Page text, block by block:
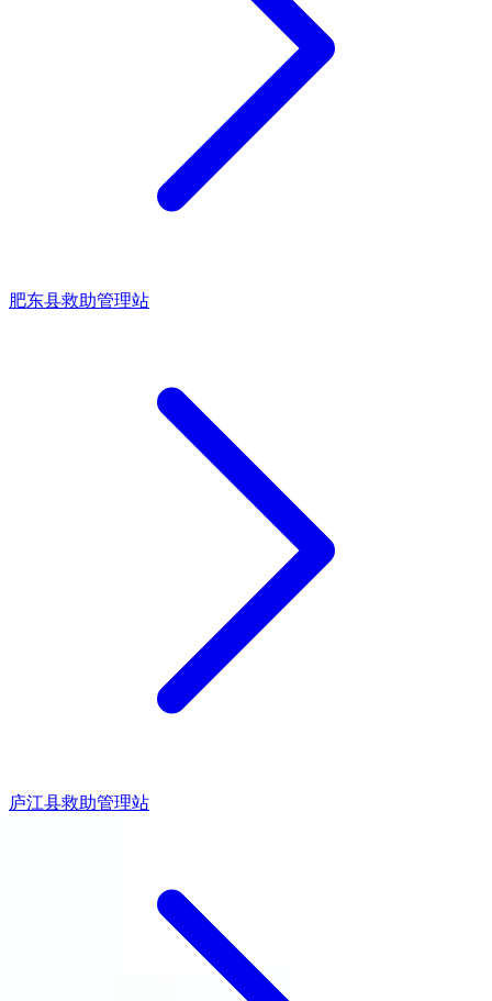
肥东县救助管理站
庐江县救助管理站